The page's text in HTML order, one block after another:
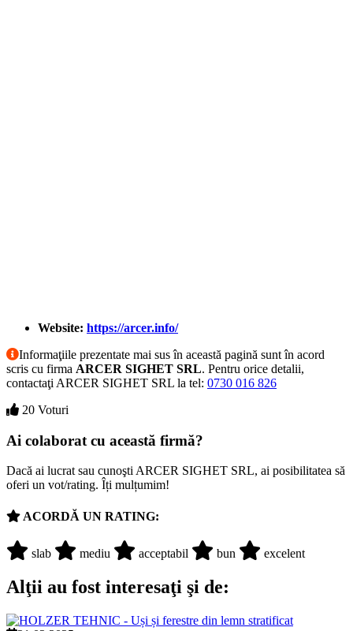
Website: https://arcer.info/
Informaţiile prezentate mai sus în această pagină sunt în acord
scris cu firma ARCER SIGHET SRL. Pentru orice detalii,
contactaţi ARCER SIGHET SRL la tel: 0730 016 826
20 Voturi
Ai colaborat cu această firmă?
Dacă ai lucrat sau cunoşti ARCER SIGHET SRL, ai posibilitatea să
oferi un vot/rating. Îți mulțumim!
ACORDĂ UN RATING:
slab mediu acceptabil bun excelent
Alţii au fost interesaţi şi de: